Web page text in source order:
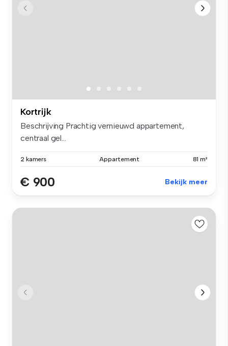
Kortrijk
Beschrijving Prachtig vernieuwd appartement,
centraal gel...
2 kamers Appartement 81 m²
€ 900 Bekijk meer